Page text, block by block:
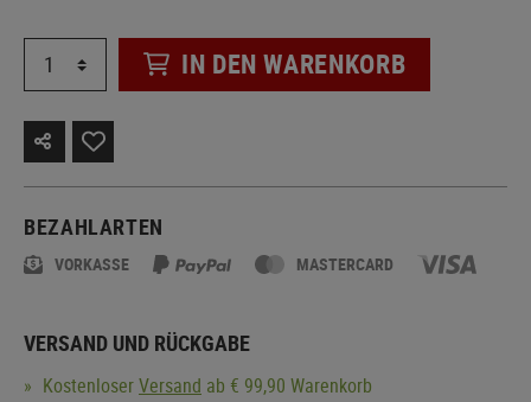
IN DEN WARENKORB
BEZAHLARTEN
VORKASSE MASTERCARD
VERSAND UND RÜCKGABE
KostenloserVersand ab € 99,90 Warenkorb